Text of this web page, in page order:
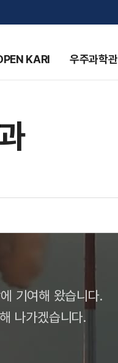
KARI 우주과학관
기여해 왔습니다.
나가겠습니다.